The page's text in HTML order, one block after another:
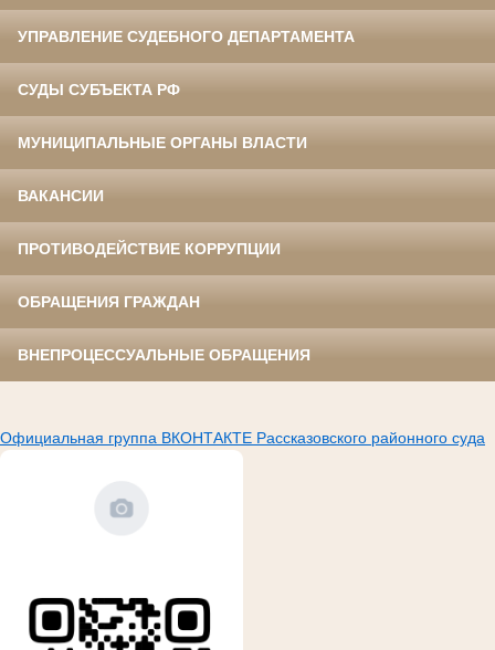
УПРАВЛЕНИЕ СУДЕБНОГО ДЕПАРТАМЕНТА
СУДЫ СУБЪЕКТА РФ
МУНИЦИПАЛЬНЫЕ ОРГАНЫ ВЛАСТИ
ВАКАНСИИ
ПРОТИВОДЕЙСТВИЕ КОРРУПЦИИ
ОБРАЩЕНИЯ ГРАЖДАН
ВНЕПРОЦЕССУАЛЬНЫЕ ОБРАЩЕНИЯ
Официальная группа ВКОНТАКТЕ Рассказовского районного суда